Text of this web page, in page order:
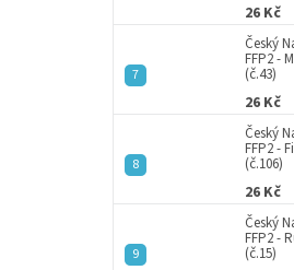
26 Kč
Český
FFP2 -
(č.43)
26 Kč
Český
FFP2 -
(č.106)
26 Kč
Český
FFP2 -
(č.15)